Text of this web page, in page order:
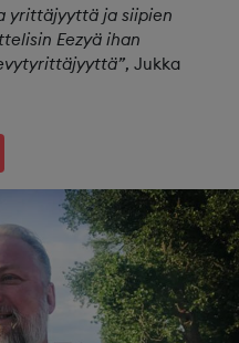
yrittäjyyttä ja siipien
Eezyä ihan
, Jukka